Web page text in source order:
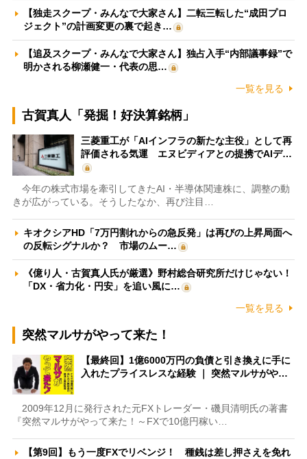
【独走スクープ・みんなで大家さん】二転三転した“成田プロ
ジェクト”の計画変更の裏で起き…
【追及スクープ・みんなで大家さん】独占入手“内部議事録”で
明かされる柳瀬健一・代表の思…
一覧を見る
古賀真人「発掘！好決算銘柄」
三菱重工が「AIインフラの新たな主役」として再
評価される気運 エヌビディアとの提携でAIデ…
今年の株式市場を牽引してきたAI・半導体関連株に、調整の動
きが広がっている。そうしたなか、再び注目…
キオクシアHD「7万円割れからの急反発」は再びの上昇局面へ
の反転シグナルか？ 市場のムー…
《億り人・古賀真人氏が厳選》野村総合研究所だけじゃない！
「DX・省力化・円安」を追い風に…
一覧を見る
突然マルサがやって来た！
【最終回】1億6000万円の負債と引き換えに手に
入れたプライスレスな経験 ｜ 突然マルサがや…
2009年12月に発行された元FXトレーダー・磯貝清明氏の著書
『突然マルサがやって来た！～FXで10億円稼い…
【第9回】もう一度FXでリベンジ！ 種銭は差し押さえを免れ